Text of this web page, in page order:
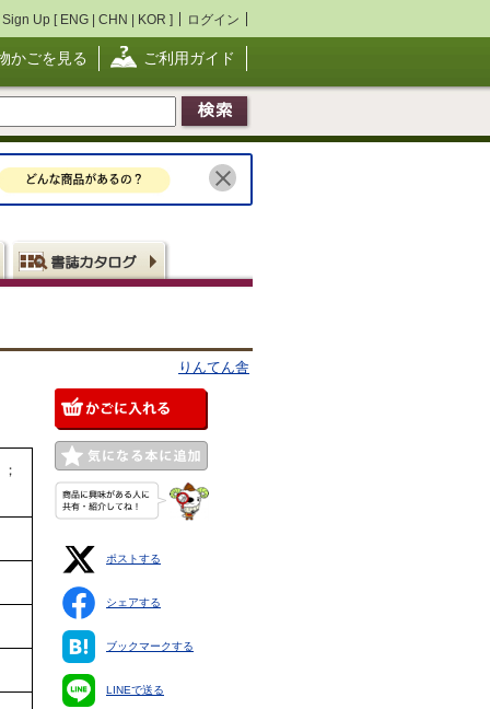
Sign Up [ ENG | CHN | KOR ] ログイン
かごを見る ご利用ガイド
りんてん舎
ポストする
シェアする
ブックマークする
LINEで送る